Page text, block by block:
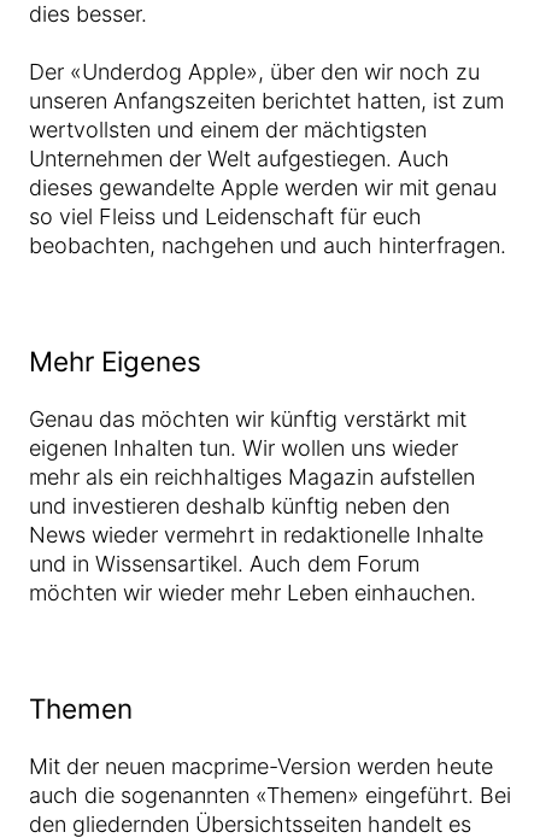
dies besser.
Der «Underdog Apple», über den wir noch zu
unseren Anfangszeiten berichtet hatten, ist zum
wertvollsten und einem der mächtigsten
Unternehmen der Welt aufgestiegen. Auch
dieses gewandelte Apple werden wir mit genau
so viel Fleiss und Leidenschaft für euch
beobachten, nachgehen und auch hinterfragen.
Mehr Eigenes
Genau das möchten wir künftig verstärkt mit
eigenen Inhalten tun. Wir wollen uns wieder
mehr als ein reichhaltiges Magazin aufstellen
und investieren deshalb künftig neben den
News wieder vermehrt in redaktionelle Inhalte
und in Wissensartikel. Auch dem Forum
möchten wir wieder mehr Leben einhauchen.
Themen
Mit der neuen macprime-Version werden heute
auch die sogenannten «Themen» eingeführt. Bei
den gliedernden Übersichtsseiten handelt es